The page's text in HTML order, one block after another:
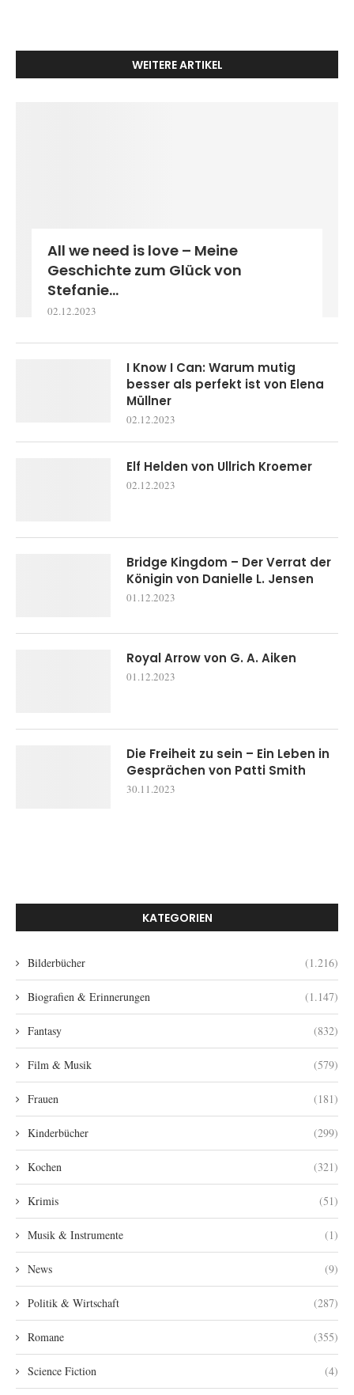
WEITERE ARTIKEL
All we need is love – Meine
Geschichte zum Glück von
Stefanie...
02.12.2023
I Know I Can: Warum mutig
besser als perfekt ist von Elena
Müllner
02.12.2023
Elf Helden von Ullrich Kroemer
02.12.2023
Bridge Kingdom – Der Verrat der
Königin von Danielle L. Jensen
01.12.2023
Royal Arrow von G. A. Aiken
01.12.2023
Die Freiheit zu sein – Ein Leben in
Gesprächen von Patti Smith
30.11.2023
KATEGORIEN
Bilderbücher (1.216)
Biografien & Erinnerungen (1.147)
Fantasy (832)
Film & Musik (579)
Frauen (181)
Kinderbücher (299)
Kochen (321)
Krimis (51)
Musik & Instrumente (1)
News (9)
Politik & Wirtschaft (287)
Romane (355)
Science Fiction (4)